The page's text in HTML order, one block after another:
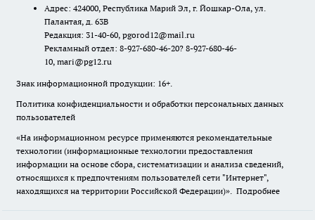
Адрес: 424000, Республика Марий Эл, г. Йошкар-Ола, ул.
Палантая, д. 63В
Редакция: 31-40-60, pgorod12@mail.ru
Рекламный отдел: 8-927-680-46-20? 8-927-680-46-
10, mari@pg12.ru
Знак информационной продукции: 16+.
Политика конфиденциальности и обработки персональных данных
пользователей
«На информационном ресурсе применяются рекомендательные
технологии (информационные технологии предоставления
информации на основе сбора, систематизации и анализа сведений,
относящихся к предпочтениям пользователей сети "Интернет",
находящихся на территории Российской Федерации)». Подробнее